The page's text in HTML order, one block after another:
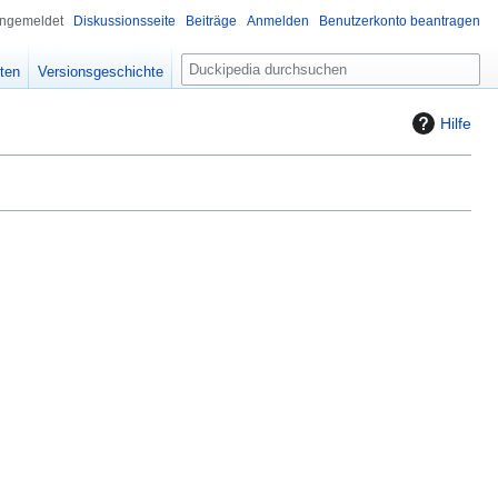
Hilfe
Diskussionsseite Beiträge Anmelden Benutzerkonto beantragen
Versionsgeschichte
S
u
e